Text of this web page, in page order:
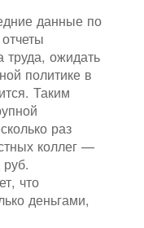
данные по
труда, ожидать
политике в
Таким
раз
коллег —
что
деньгами,